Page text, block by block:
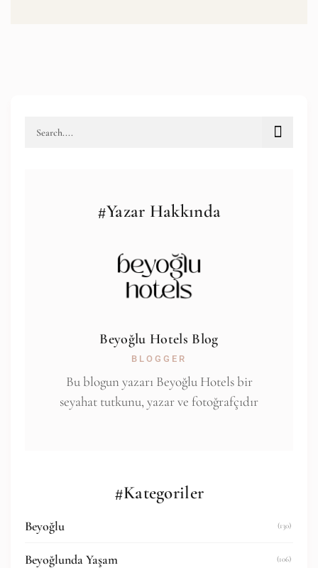
#Yazar Hakkında
Beyoğlu Hotels Blog
BLOGGER
Bu blogun yazarı Beyoğlu Hotels bir
seyahat tutkunu, yazar ve fotoğrafçıdır
#Kategoriler
Beyoğlu (130)
Beyoğlunda Yaşam (106)